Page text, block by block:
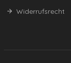
Widerrufsrecht